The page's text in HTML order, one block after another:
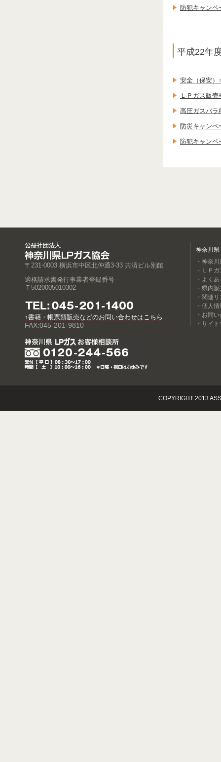
防犯キャンペ
平成22年
安全（保安）
ＬＰガス販
高圧ガスバラ
防災キャンペ
防犯キャンペ
〒231-0003 横浜市中区北仲通3-33 共済ビル別館
適格請求書発行事業者登録番号
Ｔ5020005010302
↑書籍・帳票類販売などのお問い合わせはこちら
FAX:045-201-9810
神奈川県
・神奈
・ＬＰ
・よく
・県内
・関連
・個人
・お問
・サイ
COPYRIGHT 2013